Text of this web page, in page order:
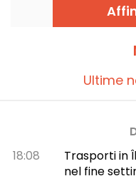
moda retrò
all'altezza della
Ultime
18:08
Trasporti in
nel fine